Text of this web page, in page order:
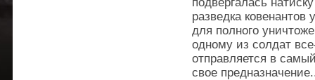
разведка ковенантов
для полного
одному из солдат
отправляется в
свое